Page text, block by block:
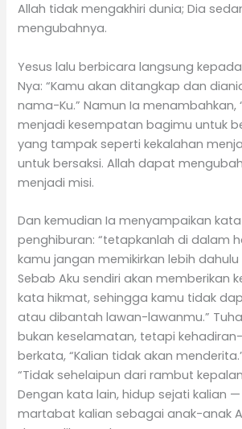
Allah tidak mengakhiri dunia; Dia
mengubahnya.
Yesus lalu berbicara langsung
Nya: “Kamu akan ditangkap dan
nama-Ku.” Namun Ia menambahkan,
menjadi kesempatan bagimu untuk
yang tampak seperti kekalahan
untuk bersaksi. Allah dapat
menjadi misi.
Dan kemudian Ia menyampaikan
penghiburan: “tetapkanlah di dalam
kamu jangan memikirkan lebih
Sebab Aku sendiri akan memberikan
kata hikmat, sehingga kamu tidak
atau dibantah lawan-lawanmu.”
bukan keselamatan, tetapi
berkata, “Kalian tidak akan
“Tidak sehelaipun dari rambut
Dengan kata lain, hidup sejati kalian
martabat kalian sebagai anak-anak